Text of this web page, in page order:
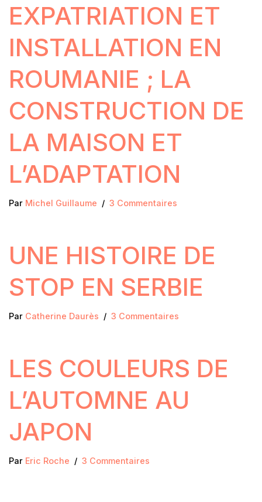
EXPATRIATION ET
INSTALLATION EN
ROUMANIE ; LA
CONSTRUCTION DE
LA MAISON ET
L’ADAPTATION
Par Michel Guillaume 3 Commentaires
UNE HISTOIRE DE
STOP EN SERBIE
Par Catherine Daurès 3 Commentaires
LES COULEURS DE
L’AUTOMNE AU
JAPON
Par Eric Roche 3 Commentaires